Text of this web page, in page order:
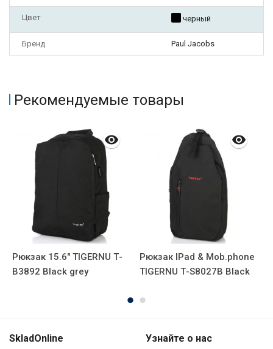
Цвет черный
Бренд Paul Jacobs
Рекомендуемые товары
Рюкзак 15.6" TIGERNU Т-
В3892 Black grey
Рюкзак IPad & Mob.phone
TIGERNU Т-S8027B Black
SkladOnline Узнайте о нас